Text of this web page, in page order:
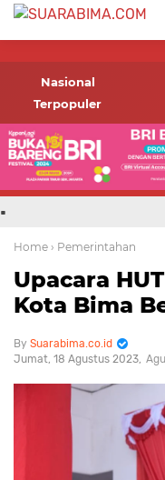
-->
informasi terbaru
Bima dan daerah
Nasional
Terpopuler
.
Home › Pemerintahan
Upacara
Kota Bima
Suarabima.co.id
Jumat, 18 Agustus 2023